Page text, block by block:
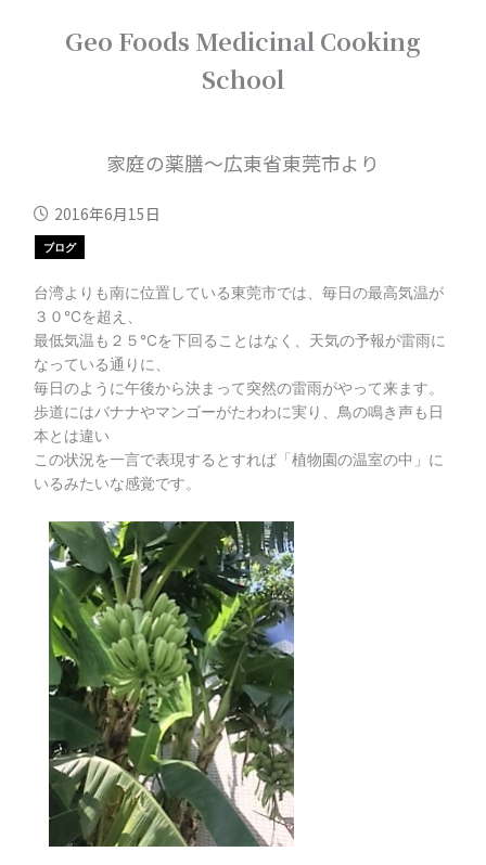
Geo Foods Medicinal Cooking
School
家庭の薬膳～広東省東莞市より
2016年6月15日
ブログ
台湾よりも南に位置している東莞市では、毎日の最高気温が
３０℃を超え、
最低気温も２５℃を下回ることはなく、天気の予報が雷雨に
なっている通りに、
毎日のように午後から決まって突然の雷雨がやって来ます。
歩道にはバナナやマンゴーがたわわに実り、鳥の鳴き声も日
本とは違い
この状況を一言で表現するとすれば「植物園の温室の中」に
いるみたいな感覚です。